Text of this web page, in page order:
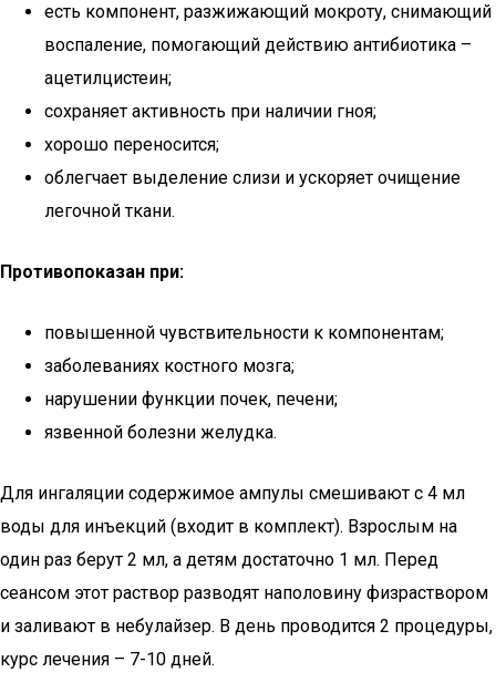
есть компонент, разжижающий мокроту, снимающий
воспаление, помогающий действию антибиотика –
ацетилцистеин;
сохраняет активность при наличии гноя;
хорошо переносится;
облегчает выделение слизи и ускоряет очищение
легочной ткани.
Противопоказан при:
повышенной чувствительности к компонентам;
заболеваниях костного мозга;
нарушении функции почек, печени;
язвенной болезни желудка.
Для ингаляции содержимое ампулы смешивают с 4 мл
воды для инъекций (входит в комплект). Взрослым на
один раз берут 2 мл, а детям достаточно 1 мл. Перед
сеансом этот раствор разводят наполовину физраствором
и заливают в небулайзер. В день проводится 2 процедуры,
курс лечения – 7-10 дней.